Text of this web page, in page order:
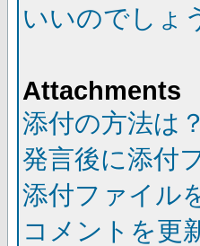
いいのでしょ
Attachments
添付の方法は？
発言後に添付
添付ファイル
コメントを更